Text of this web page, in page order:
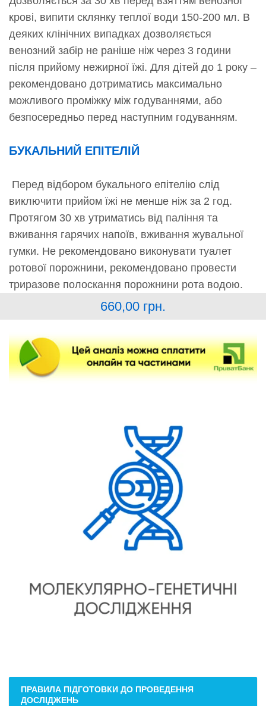
крові, випити склянку теплої води 150-200 мл. В
деяких клінічних випадках дозволяється
венозний забір не раніше ніж через 3 години
після прийому нежирної їжі. Для дітей до 1 року –
рекомендовано дотриматись максимально
можливого проміжку між годуваннями, або
безпосередньо перед наступним годуванням.
БУКАЛЬНИЙ ЕПІТЕЛІЙ
Перед відбором букального епітелію слід
виключити прийом їжі не менше ніж за 2 год.
Протягом 30 хв утриматись від паління та
вживання гарячих напоїв, вживання жувальної
гумки. Не рекомендовано виконувати туалет
ротової порожнини, рекомендовано провести
триразове полоскання порожнини рота водою.
660,00 грн.
ПРАВИЛА ПІДГОТОВКИ ДО ПРОВЕДЕННЯ
ДОСЛІДЖЕНЬ